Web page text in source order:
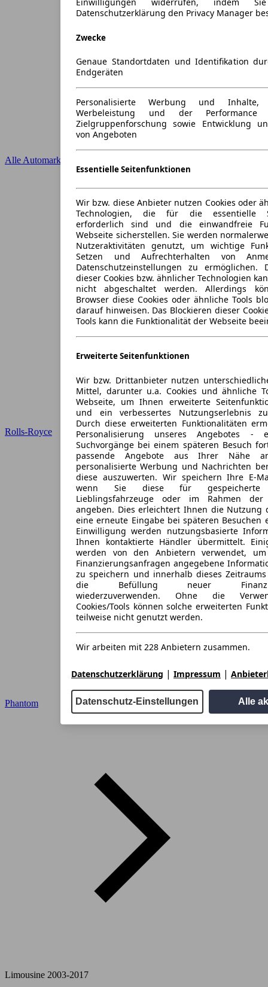
Alle Automarken
Rolls-Royce
Phantom
Limousine 2003-2017
Einwilligungen widerrufen, indem
Datenschutzerklärung den Privacy Manager
Zwecke
Genaue Standortdaten und Identifikation
Endgeräten
Personalisierte Werbung und Inhalte,
Werbeleistung und der
Zielgruppenforschung sowie Entwicklung
von Angeboten
Essentielle Seitenfunktionen
Wir bzw. diese Anbieter nutzen Cookies oder
Technologien, die für die essentielle
erforderlich sind und die einwandfreie
Webseite sicherstellen. Sie werden
Nutzeraktivitäten genutzt, um wichtige
Setzen und Aufrechterhalten von
Datenschutzeinstellungen zu ermöglichen.
dieser Cookies bzw. ähnlicher Technologien
nicht abgeschaltet werden. Allerdings
Browser diese Cookies oder ähnliche Tools
darauf hinweisen. Das Blockieren dieser
Tools kann die Funktionalität der Webseite
Erweiterte Seitenfunktionen
Wir bzw. Drittanbieter nutzen
Mittel, darunter u.a. Cookies und ähnliche
Webseite, um Ihnen erweiterte
und ein verbessertes Nutzungserlebnis
Durch diese erweiterten Funktionalitäten
Personalisierung unseres Angebotes
Suchvorgänge bei einem späteren Besuch
passende Angebote aus Ihrer Nähe
personalisierte Werbung und Nachrichten
diese auszuwerten. Wir speichern Ihre E-
wenn Sie diese für gespeicherte
Lieblingsfahrzeuge oder im Rahmen der
angeben. Dies erleichtert Ihnen die Nutzung
eine erneute Eingabe bei späteren
Einwilligung werden nutzungsbasierte
Ihnen kontaktierte Händler übermittelt.
werden von den Anbietern verwendet,
Finanzierungsanfragen angegebene
zu speichern und innerhalb dieses
die Befüllung neuer
wiederzuverwenden. Ohne die
Cookies/Tools können solche erweiterten
teilweise nicht genutzt werden.
Wir arbeiten mit 228 Anbietern zusammen.
Datenschutzerklärung | Impressum |
Datenschutz-Einstellungen Alle